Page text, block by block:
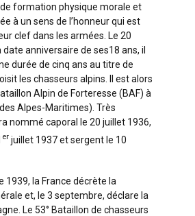
formation physique morale et
à un sens de l’honneur qui est
clef dans les armées. Le 20
anniversaire de ses18 ans, il
durée de cinq ans au titre de
les chasseurs alpins. Il est alors
Alpin de Forteresse (BAF) à
Alpes-Maritimes). Très
nommé caporal le 20 juillet 1936,
er juillet 1937 et sergent le 10
1939, la France décrète la
et, le 3 septembre, déclare la
Le 53° Bataillon de chasseurs